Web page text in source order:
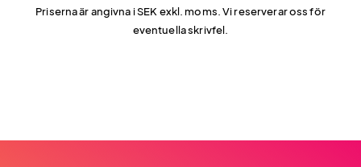
Priserna är angivna i SEK exkl. moms. Vi reserverar oss för
eventuella skrivfel.